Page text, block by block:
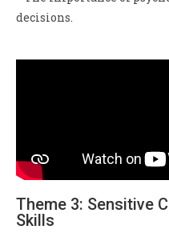
decisions.
Theme 3: Sensitive
Skills